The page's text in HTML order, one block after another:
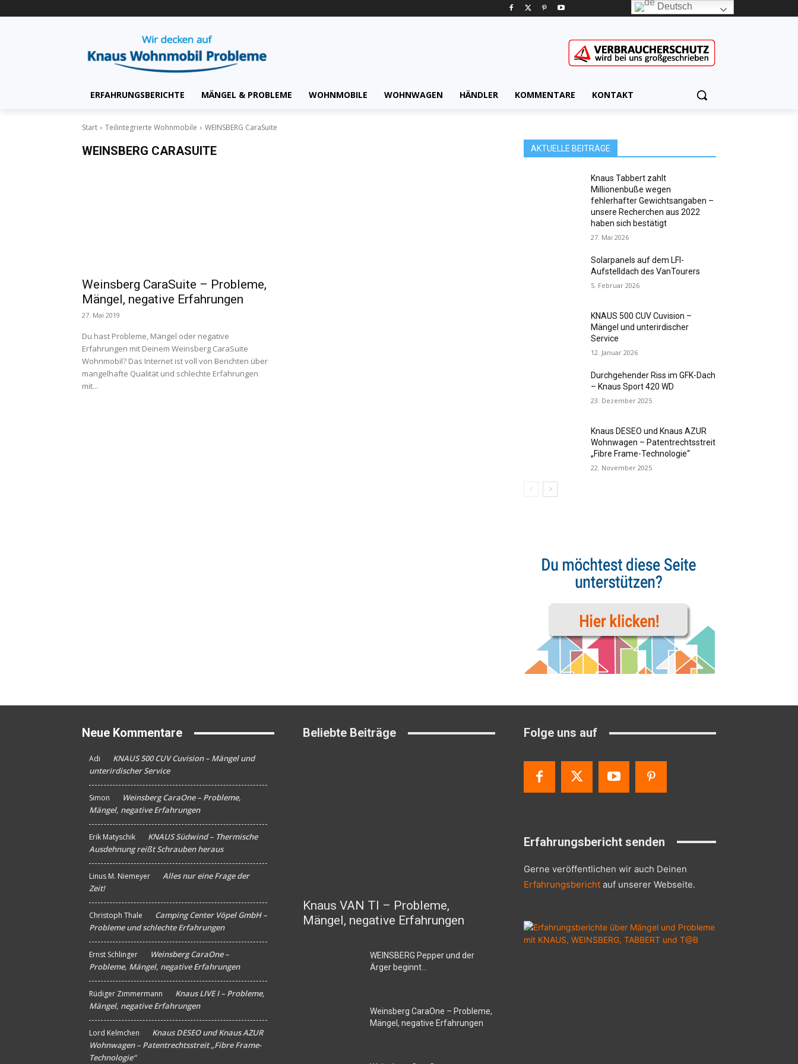
ERFAHRUNGSBERICHTE MÄNGEL & PROBLEME WOHNMOBILE WOHNWAGEN HÄNDLER KOMMENTARE KONTAKT
Start Teilintegrierte Wohnmobile WEINSBERG CaraSuite
WEINSBERG CARASUITE
Weinsberg CaraSuite – Probleme,
Mängel, negative Erfahrungen
27. Mai 2019
Du hast Probleme, Mängel oder negative
Erfahrungen mit Deinem Weinsberg CaraSuite
Wohnmobil? Das Internet ist voll von Berichten über
mangelhafte Qualität und schlechte Erfahrungen
mit...
AKTUELLE BEITRÄGE
Knaus Tabbert zahlt
Millionenbuße wegen
fehlerhafter Gewichtsangaben –
unsere Recherchen aus 2022
haben sich bestätigt
27. Mai 2026
Solarpanels auf dem LFI-
Aufstelldach des VanTourers
5. Februar 2026
KNAUS 500 CUV Cuvision –
Mängel und unterirdischer
Service
12. Januar 2026
Durchgehender Riss im GFK-Dach
– Knaus Sport 420 WD
23. Dezember 2025
Knaus DESEO und Knaus AZUR
Wohnwagen – Patentrechtsstreit
„Fibre Frame-Technologie“
22. November 2025
Neue Kommentare
Adi
KNAUS 500 CUV Cuvision – Mängel und
unterirdischer Service
Simon
Weinsberg CaraOne – Probleme,
Mängel, negative Erfahrungen
Erik Matyschik
KNAUS Südwind – Thermische
Ausdehnung reißt Schrauben heraus
Linus M. Niemeyer
Alles nur eine Frage der
Zeit!
Christoph Thale
Camping Center Vöpel GmbH –
Probleme und schlechte Erfahrungen
Ernst Schlinger
Weinsberg CaraOne –
Probleme, Mängel, negative Erfahrungen
Rüdiger Zimmermann
Knaus LIVE I – Probleme,
Mängel, negative Erfahrungen
Lord Kelmchen
Knaus DESEO und Knaus AZUR
Wohnwagen – Patentrechtsstreit „Fibre Frame-
Technologie“
Beliebte Beiträge
Knaus VAN TI – Probleme,
Mängel, negative Erfahrungen
WEINSBERG Pepper und der
Ärger beginnt…
Weinsberg CaraOne – Probleme,
Mängel, negative Erfahrungen
Folge uns auf
Erfahrungsbericht senden
Gerne veröffentlichen wir auch Deinen
Erfahrungsbericht auf unserer Webseite.
Deutsch